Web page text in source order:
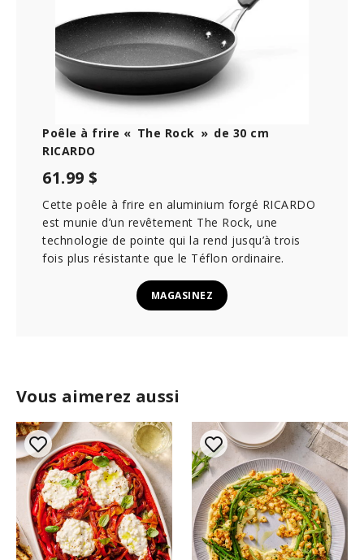
Vous aimerez aussi
Poêle à frire « The Rock » de 30 cm
RICARDO
61.99 $
Cette poêle à frire en aluminium forgé RICARDO
est munie d’un revêtement The Rock, une
technologie de pointe qui la rend jusqu’à trois
fois plus résistante que le Téflon ordinaire.
MAGASINEZ